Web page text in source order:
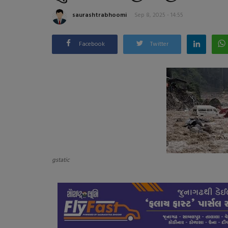
saurashtrabhoomi Sep 8, 2025 - 14:55
Facebook Twitter
gstatic